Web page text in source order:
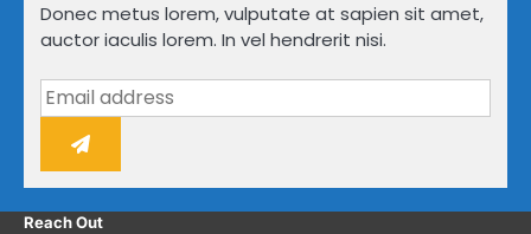
Donec metus lorem, vulputate at sapien sit amet,
auctor iaculis lorem. In vel hendrerit nisi.
Reach Out